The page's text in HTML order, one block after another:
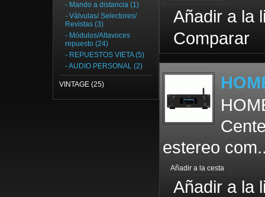
- Mando a distancia (1)
- Válvulas/ Selectores/
Revistas (3)
- Módulos/Altavoces
repuesto (24)
- REPUESTOS VIETA (5)
- AUDIO PERSONAL (2)
VINTAGE (25)
Añadir a la
Comparar
estereo
Añadir a la